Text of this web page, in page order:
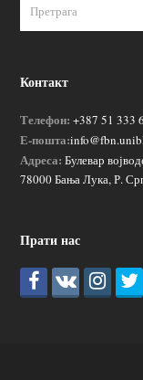
Контакт
Телефон: +387 51 333
Е-пошта:
Адреса: Булевар
78000 Бања Лука, Р.
Прати нас